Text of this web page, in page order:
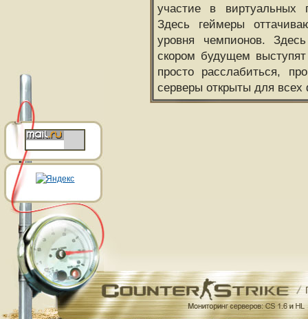
участие в виртуальных
Здесь геймеры
уровня чемпионов.
скором будущем
просто расслабиться,
серверы открыты для всех